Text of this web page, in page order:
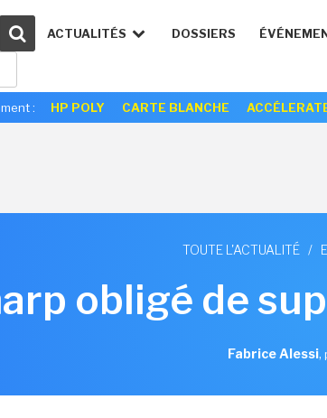
ACTUALITÉS DOSSIERS
: HP POLY CARTE BLANCHE
TOUTE L'ACTUALITÉ /
obligé de
Fabrice Alessi,